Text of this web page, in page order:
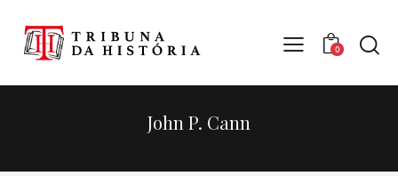
0
John P. Cann